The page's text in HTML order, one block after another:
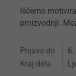
Iščemo
proizvodnji.
Prijave do 6.
Kraj dela